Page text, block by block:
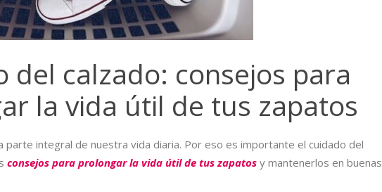
del calzado: consejos para
la vida útil de tus zapatos
parte integral de nuestra vida diaria. Por eso es importante el cuidado del
consejos para prolongar la vida útil de tus zapatos y mantenerlos en buenas